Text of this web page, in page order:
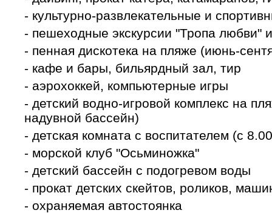
- культурно-развлекательные и
- пешеходные экскурсии "Тропа любви"
- пенная дискотека на пляже (июнь-
- кафе и бары, бильярдный зал, тир
- аэрохоккей, компьютерные игры
- детский водно-игровой комплекс на
надувной бассейн)
- детская комната с воспитателем (с
- морской клуб "Осьминожка"
- детский бассейн с подогревом воды
- прокат детских скейтов, роликов,
- охраняемая автостоянка